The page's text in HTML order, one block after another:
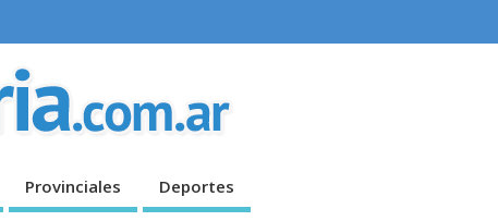
Provinciales Deportes